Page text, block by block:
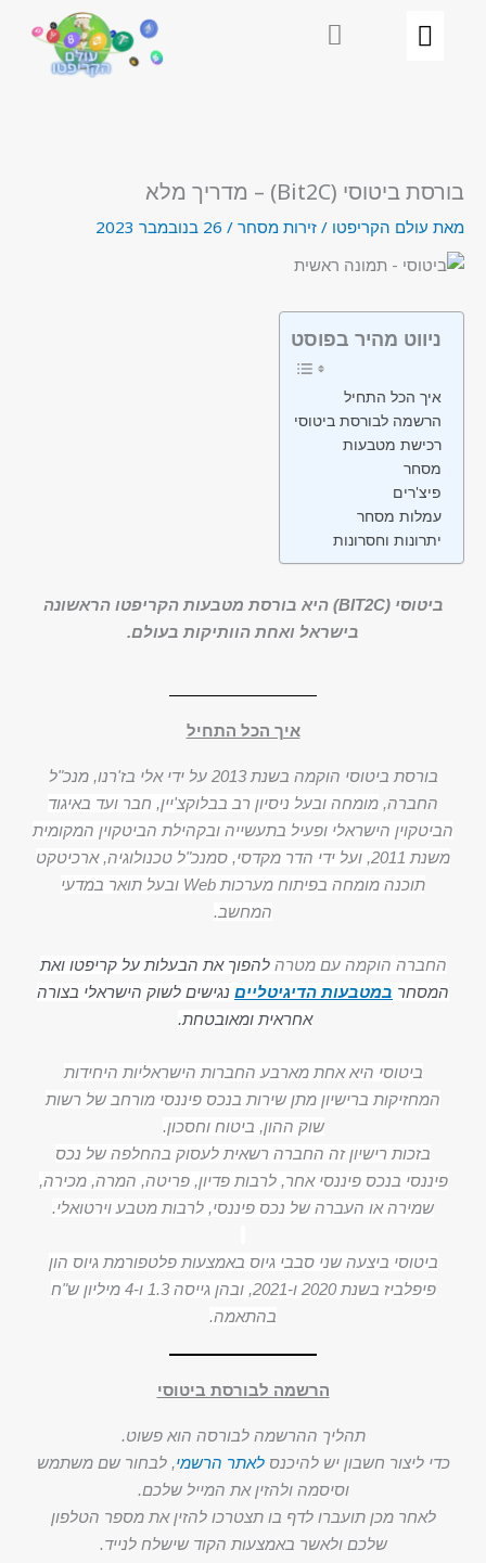
בורסת ביטוסי (Bit2C) – מדריך מלא
מאת עולם הקריפטו / זירות מסחר / 26 בנובמבר 2023
ניווט מהיר בפוסט
איך הכל התחיל
הרשמה לבורסת ביטוסי
רכישת מטבעות
מסחר
פיצ'רים
עמלות מסחר
יתרונות וחסרונות
ביטוסי (BIT2C) היא בורסת מטבעות הקריפטו הראשונה
בישראל ואחת הוותיקות בעולם.
איך הכל התחיל
בורסת ביטוסי הוקמה בשנת 2013 על ידי אלי בז'רנו, מנכ"ל
החברה, מומחה ובעל ניסיון רב בבלוקצ'יין, חבר ועד באיגוד
הביטקוין הישראלי ופעיל בתעשייה ובקהילת הביטקוין המקומית
משנת 2011, ועל ידי הדר מקדסי, סמנכ"ל טכנולוגיה, ארכיטקט
תוכנה מומחה בפיתוח מערכות Web ובעל תואר במדעי
המחשב.
החברה הוקמה עם מטרהלהפוך את הבעלות על קריפטו ואת
המסחר במטבעות הדיגיטליים נגישים לשוק הישראלי בצורה
אחראית ומאובטחת.
ביטוסי היא אחת מארבע החברות הישראליות היחידות
המחזיקות ברישיון מתן שירות בנכס פיננסי מורחב של רשות
שוק ההון, ביטוח וחסכון.
בזכות רישיון זה החברה רשאית לעסוק בהחלפה של נכס
פיננסי בנכס פיננסי אחר, לרבות פדיון, פריטה, המרה, מכירה,
שמירה או העברה של נכס פיננסי, לרבות מטבע וירטואלי.
ביטוסי ביצעה שני סבבי גיוס באמצעות פלטפורמת גיוס הון
פיפלביז בשנת 2020 ו-2021, ובהן גייסה 1.3 ו-4 מיליון ש"ח
בהתאמה.
הרשמה לבורסת ביטוסי
תהליך ההרשמה לבורסה הוא פשוט.
כדי ליצור חשבון יש להיכנסלאתר הרשמי, לבחור שם משתמש
וסיסמה ולהזין את המייל שלכם.
לאחר מכן תועברו לדף בו תצטרכו להזין את מספר הטלפון
שלכם ולאשר באמצעות הקוד שישלח לנייד.